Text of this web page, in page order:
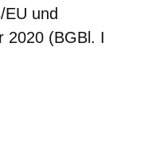
und
2020 (BGBl. I